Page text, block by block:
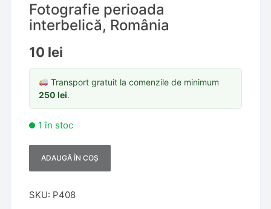
Fotografie perioada
interbelică, România
10 lei
Transport gratuit la comenzile de minimum
250lei.
1 în stoc
ADAUGĂ ÎN COȘ
t
SKU: P408